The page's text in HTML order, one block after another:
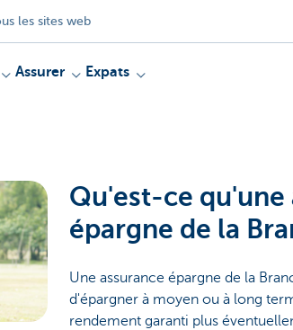
les sites web
Assurer
Expats
Qu'est-ce qu'une
épargne de la
Une assurance épargne de la
d'épargner à moyen ou à long
rendement garanti plus